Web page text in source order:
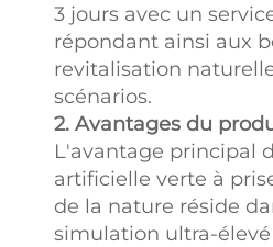
3 jours avec un
répondant ainsi aux
revitalisation
scénarios.
2. Avantages du
L'avantage principal
artificielle verte à
de la nature réside
simulation ultra-élevé